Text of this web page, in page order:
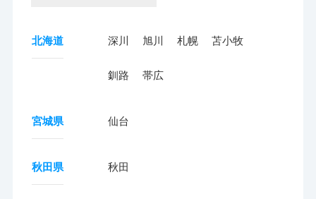
北海道 深川 旭川 札幌 苫小牧
釧路 帯広
宮城県 仙台
秋田県 秋田